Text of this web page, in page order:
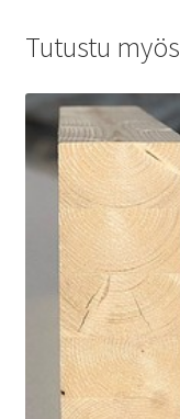
Tutustu myös